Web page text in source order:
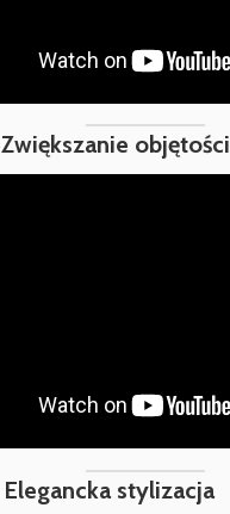
objętości
stylizacja